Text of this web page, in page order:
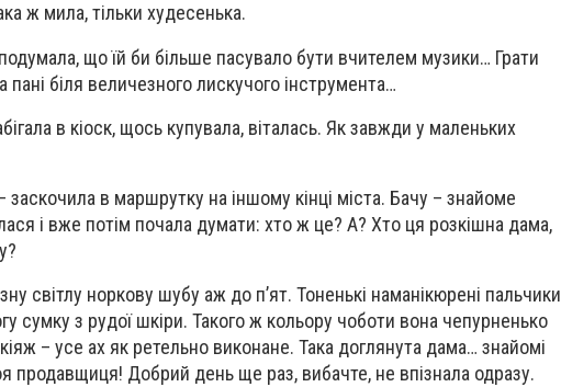
ж мила, тільки худесенька.
що їй би більше пасувало бути вчителем музики… Грати
пані біля величезного лискучого інструмента…
в кіоск, щось купувала, віталась. Як завжди у маленьких
в маршрутку на іншому кінці міста. Бачу – знайоме
і вже потім почала думати: хто ж це? А? Хто ця розкішна дама,
світлу норкову шубу аж до п’ят. Тоненькі наманікюрені пальчики
сумку з рудої шкіри. Такого ж кольору чоботи вона чепурненько
– усе ах як ретельно виконане. Така доглянута дама… знайомі
продавщиця! Добрий день ще раз, вибачте, не впізнала одразу.